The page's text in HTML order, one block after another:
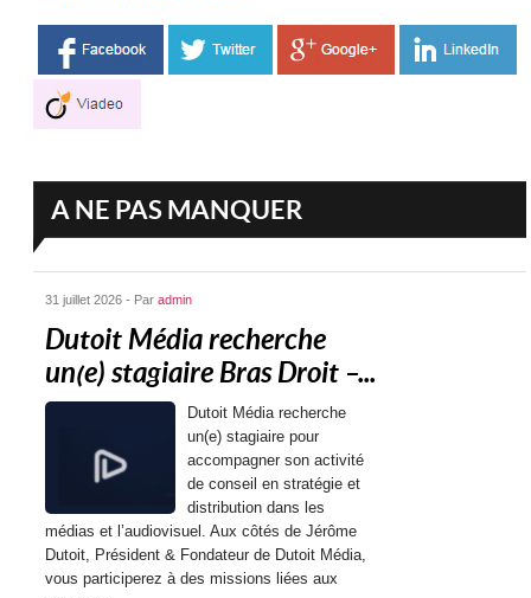
A NE PAS MANQUER
31 juillet 2026 - Paradmin
Dutoit Média recherche
un(e) stagiaire Bras Droit –...
Dutoit Média recherche
un(e) stagiaire pour
accompagner son activité
de conseil en stratégie et
distribution dans les
médias et l’audiovisuel. Aux côtés de Jérôme
Dutoit, Président & Fondateur de Dutoit Média,
vous participerez à des missions liées aux